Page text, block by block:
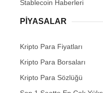
Stablecoin Haberleri
PIYASALAR
Kripto Para Fiyatları
Kripto Para Borsaları
Kripto Para Sözlüğü